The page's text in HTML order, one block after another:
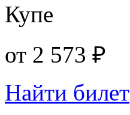
Купе
от 2 573 ₽
Найти билет